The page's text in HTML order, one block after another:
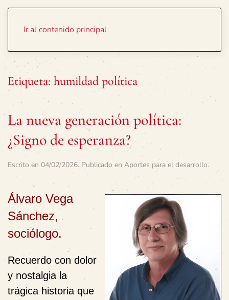
Ir al contenido principal
Etiqueta: humildad política
La nueva generación política:
¿Signo de esperanza?
Escrito en 04/02/2026. Publicado en Aportes para el desarrollo.
Álvaro Vega
Sánchez,
sociólogo.
Recuerdo con dolor
y nostalgia la
trágica historia que